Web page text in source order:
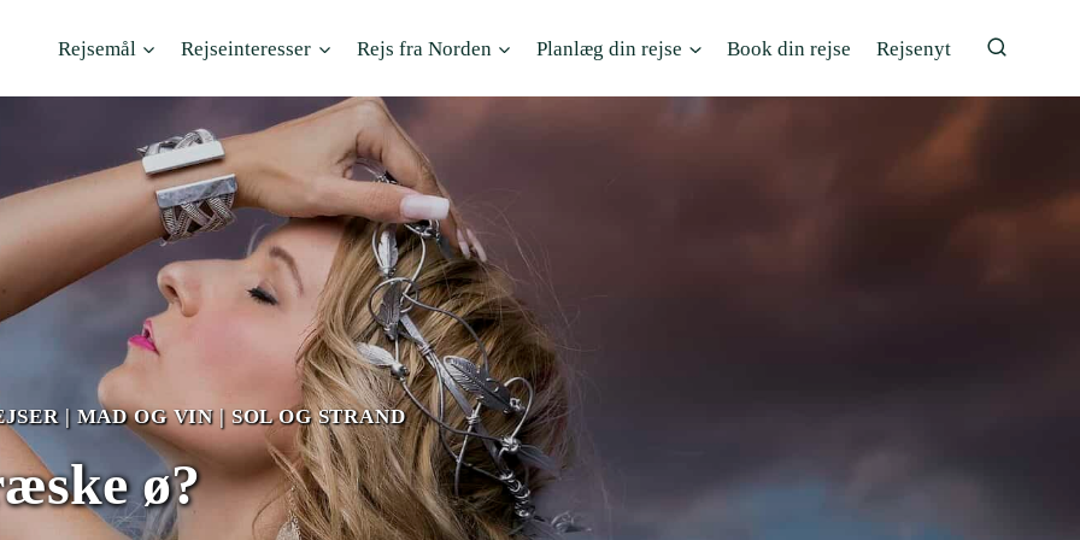
Rejsemål Rejseinteresser Rejs fra Norden Planlæg din rejse Book din rejse Rejsenyt
| MAD OG VIN| SOL OG STRAND
ø?